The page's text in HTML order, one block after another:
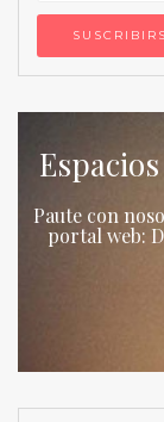
Paute con
portal web: